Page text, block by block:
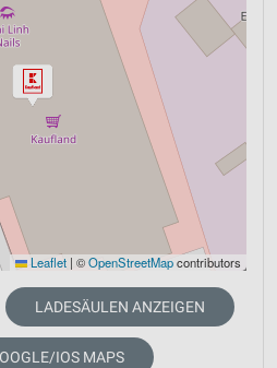
Leaflet | ©OpenStreetMapcontributors
LADESÄULEN ANZEIGEN
IOS MAPS